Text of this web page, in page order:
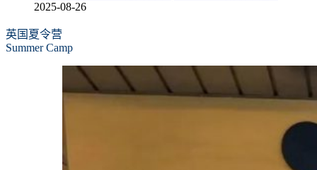
2025-08-26
英国夏令营
Summer Camp